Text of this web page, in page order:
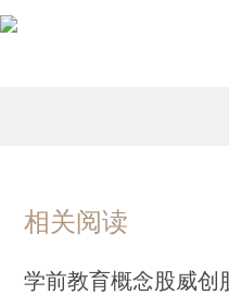
相关阅读
学前教育概念股威创